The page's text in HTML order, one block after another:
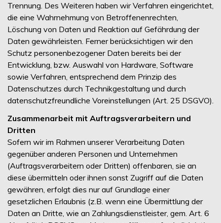
Trennung. Des Weiteren haben wir Verfahren eingerichtet,
die eine Wahrnehmung von Betroffenenrechten,
Löschung von Daten und Reaktion auf Gefährdung der
Daten gewährleisten. Ferner berücksichtigen wir den
Schutz personenbezogener Daten bereits bei der
Entwicklung, bzw. Auswahl von Hardware, Software
sowie Verfahren, entsprechend dem Prinzip des
Datenschutzes durch Technikgestaltung und durch
datenschutzfreundliche Voreinstellungen (Art. 25 DSGVO).
Zusammenarbeit mit Auftragsverarbeitern und
Dritten
Sofern wir im Rahmen unserer Verarbeitung Daten
gegenüber anderen Personen und Unternehmen
(Auftragsverarbeitern oder Dritten) offenbaren, sie an
diese übermitteln oder ihnen sonst Zugriff auf die Daten
gewähren, erfolgt dies nur auf Grundlage einer
gesetzlichen Erlaubnis (z.B. wenn eine Übermittlung der
Daten an Dritte, wie an Zahlungsdienstleister, gem. Art. 6